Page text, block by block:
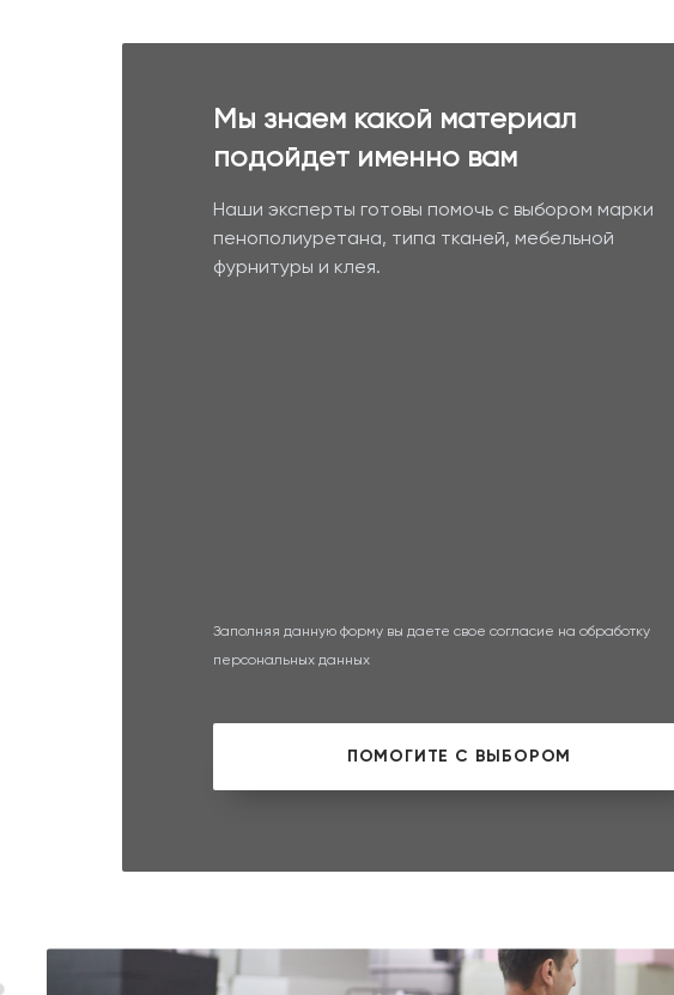
Мы знаем какой материал
подойдет именно вам
Наши эксперты готовы помочь с выбором марки
пенополиуретана, типа тканей, мебельной
фурнитуры и клея.
Заполняя данную форму вы даете свое согласие на обработку
персональных данных